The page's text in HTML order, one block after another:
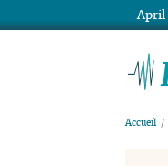
Accueil
April